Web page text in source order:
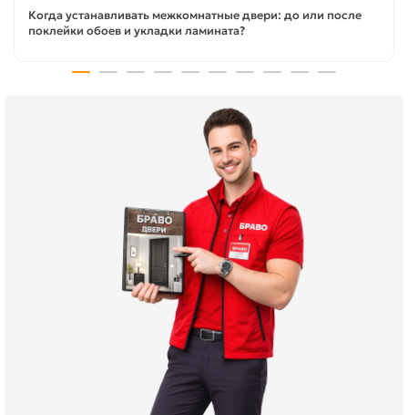
Когда устанавливать межкомнатные двери: до или после
поклейки обоев и укладки ламината?